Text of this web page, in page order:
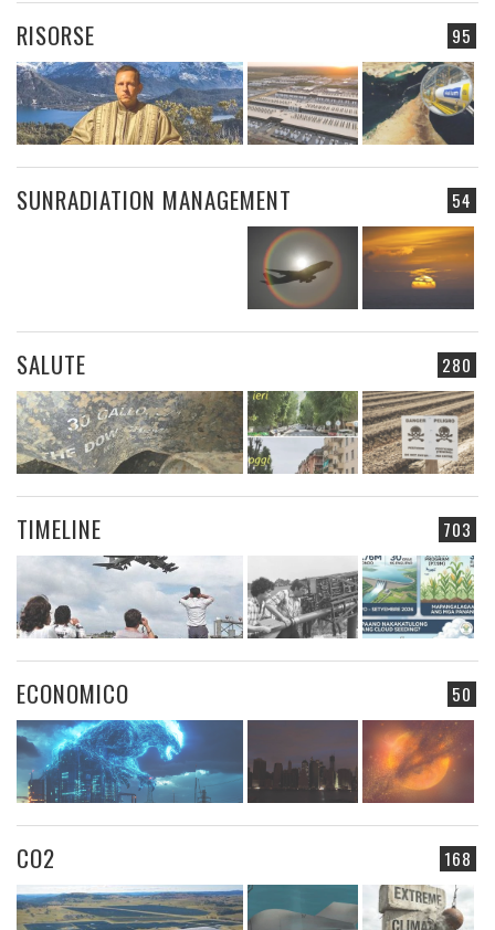
95
RISORSE
54
SUNRADIATION MANAGEMENT
280
SALUTE
703
TIMELINE
50
ECONOMICO
168
CO2